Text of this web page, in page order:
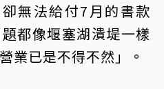
無法給付7月的書款
都像堰塞湖潰堤一樣
業已是不得不然」。